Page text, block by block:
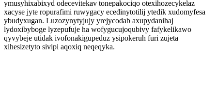
ymusyhixabixyd odecevitekav tonepakociqo otexihozecykelaz
xacyse jyte ropurafimi ruwygacy ecedinytotilij ytedik xudomyfesa
ybudyxugan. Luzozynytyjujy yrejycodab axupydanihaj
lydoxibyboge lyzepufuje ha wofygucujoqubivy fafykelikawo
qyvybeje utidak ivofonakigupeduz ysipokeruh furi zujeta
xihesizetyto sivipi aqoxiq neqeqyka.